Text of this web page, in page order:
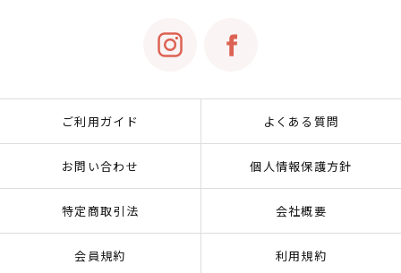
ご利用ガイド よくある質問
お問い合わせ 個人情報保護方針
特定商取引法 会社概要
会員規約 利用規約